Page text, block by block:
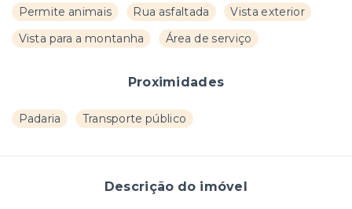
Permite animais
Rua asfaltada
Vista exterior
Vista para a montanha
Área de serviço
Proximidades
Padaria Transporte público
Descrição do imóvel